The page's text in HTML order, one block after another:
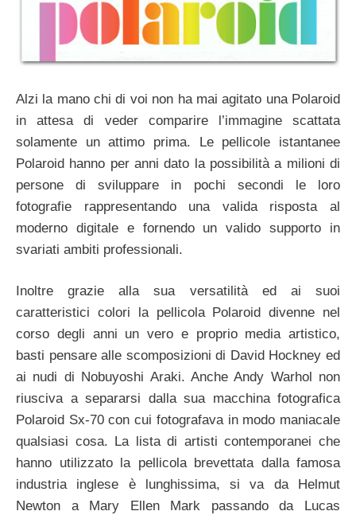
Alzi la mano chi di voi non ha mai agitato una Polaroid
in attesa di veder comparire l’immagine scattata
solamente un attimo prima. Le pellicole istantanee
Polaroid hanno per anni dato la possibilità a milioni di
persone di sviluppare in pochi secondi le loro
fotografie rappresentando una valida risposta al
moderno digitale e fornendo un valido supporto in
svariati ambiti professionali.
Inoltre grazie alla sua versatilità ed ai suoi
caratteristici colori la pellicola Polaroid divenne nel
corso degli anni un vero e proprio media artistico,
basti pensare alle scomposizioni di David Hockney ed
ai nudi di Nobuyoshi Araki. Anche Andy Warhol non
riusciva a separarsi dalla sua macchina fotografica
Polaroid Sx-70 con cui fotografava in modo maniacale
qualsiasi cosa. La lista di artisti contemporanei che
hanno utilizzato la pellicola brevettata dalla famosa
industria inglese è lunghissima, si va da Helmut
Newton a Mary Ellen Mark passando da Lucas